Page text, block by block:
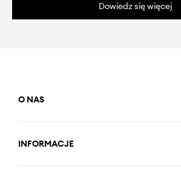
Dowiedz się więcej
O NAS
INFORMACJE